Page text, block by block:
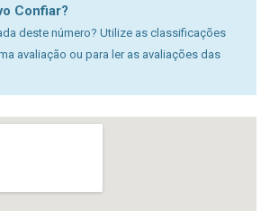
Confiar?
deste número? Utilize as classificações
avaliação ou para ler as avaliações das